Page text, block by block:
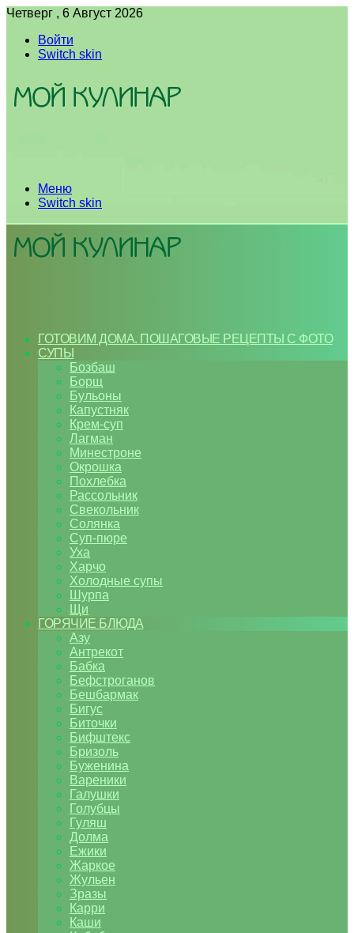
Четверг , 6 Август 2026
Войти
Switch skin
Меню
Switch skin
ГОТОВИМ ДОМА. ПОШАГОВЫЕ РЕЦЕПТЫ С ФОТО
СУПЫ
Бозбаш
Борщ
Бульоны
Капустняк
Крем-суп
Лагман
Минестроне
Окрошка
Похлебка
Рассольник
Свекольник
Солянка
Суп-пюре
Уха
Харчо
Холодные супы
Шурпа
Щи
ГОРЯЧИЕ БЛЮДА
Азу
Антрекот
Бабка
Бефстроганов
Бешбармак
Бигус
Биточки
Бифштекс
Бризоль
Буженина
Вареники
Галушки
Голубцы
Гуляш
Долма
Ежики
Жаркое
Жульен
Зразы
Карри
Каши